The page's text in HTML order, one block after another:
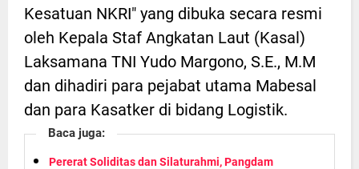
Kesatuan NKRI" yang dibuka secara resmi
oleh Kepala Staf Angkatan Laut (Kasal)
Laksamana TNI Yudo Margono, S.E., M.M
dan dihadiri para pejabat utama Mabesal
dan para Kasatker di bidang Logistik.
Baca juga:
Pererat Soliditas dan Silaturahmi, Pangdam